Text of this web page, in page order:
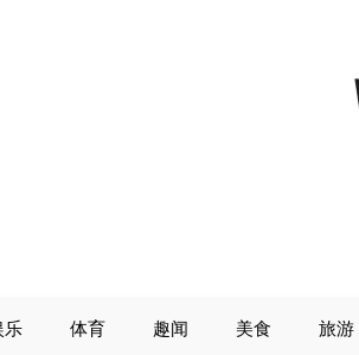
乐 体育 趣闻 美食 旅游